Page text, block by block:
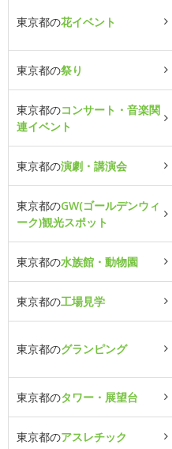
東京都の花イベント
東京都の祭り
東京都のコンサート・音楽関
連イベント
東京都の演劇・講演会
東京都のGW(ゴールデンウィ
ーク)観光スポット
東京都の水族館・動物園
東京都の工場見学
東京都のグランピング
東京都のタワー・展望台
東京都のアスレチック